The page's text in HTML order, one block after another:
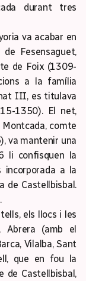
durant tres
va acabar en
Fesensaguet,
de Foix (1309-
a la família
III, es titulava
1350). El net,
comte
va mantenir una
li confisquen la
incorporada a la
de Castellbisbal.
els llocs i les
Abrera (amb el
Vilalba, Sant
que en fou la
de Castellbisbal,